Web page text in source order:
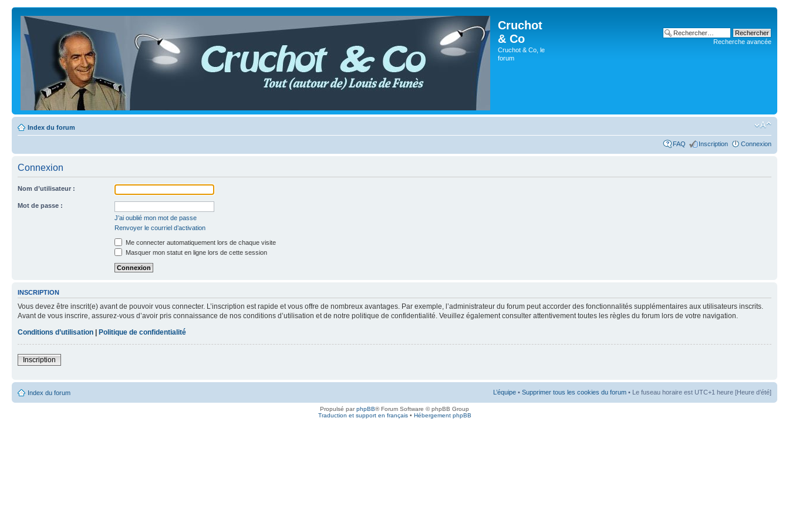
Cruchot
& Co
Cruchot & Co, le
forum
Recherche avancée
Index du forum
FAQ Inscription Connexion
Connexion
Nom d’utilisateur :
Mot de passe :
J’ai oublié mon mot de passe
Renvoyer le courriel d’activation
Me connecter automatiquement lors de chaque visite
Masquer mon statut en ligne lors de cette session
INSCRIPTION
Vous devez être inscrit(e) avant de pouvoir vous connecter. L’inscription est rapide et vous offre de nombreux avantages. Par exemple, l’administrateur du forum peut accorder des fonctionnalités supplémentaires aux utilisateurs inscrits.
Avant de vous inscrire, assurez-vous d’avoir pris connaissance de nos conditions d’utilisation et de notre politique de confidentialité. Veuillez également consulter attentivement toutes les règles du forum lors de votre navigation.
Conditions d’utilisation | Politique de confidentialité
Inscription
Index du forum L’équipe • Supprimer tous les cookies du forum • Le fuseau horaire est UTC+1 heure [Heure d’été]
Propulsé parphpBB® Forum Software © phpBB Group
Traduction et support en français• Hébergement phpBB